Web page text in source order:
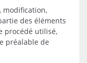
modification,
des éléments
procédé utilisé,
préalable de